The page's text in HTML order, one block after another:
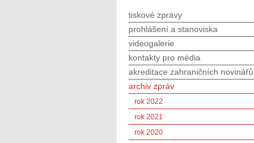
tiskové zprávy
prohlášení a stanoviska
videogalerie
kontakty pro média
akreditace zahraničních novinářů
archiv zpráv
rok 2022
rok 2021
rok 2020